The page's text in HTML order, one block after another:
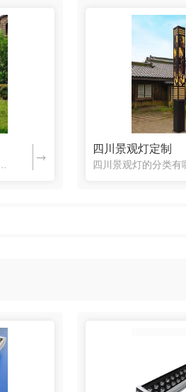
四川景观灯定制